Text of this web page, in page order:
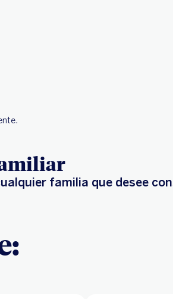
familia que desee